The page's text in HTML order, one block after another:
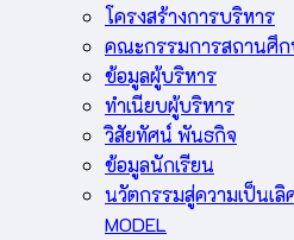
โครงสร้างการบริหาร
คณะกรรมการสถานศึก
ข้อมูลผู้บริหาร
ทำเนียบผู้บริหาร
วิสัยทัศน์ พันธกิจ
ข้อมูลนักเรียน
นวัตกรรมสู่ความเป็นเลิ
MODEL